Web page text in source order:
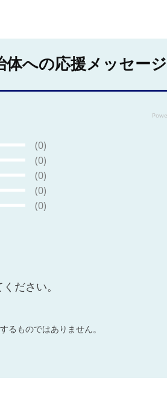
体への応援メッセージ
(0)
(0)
(0)
(0)
(0)
ださい。
るものではありません。